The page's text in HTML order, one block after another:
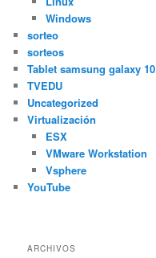
Windows
sorteo
sorteos
Tablet samsung galaxy
TVEDU
Uncategorized
Virtualización
ESX
VMware Workstation
Vsphere
YouTube
ARCHIVOS